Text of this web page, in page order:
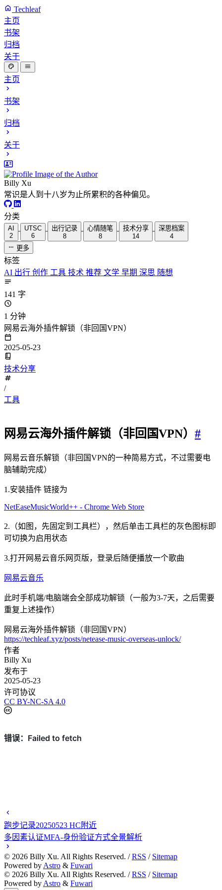
Techleaf
主页
书架
归档
关于
主页
书架
归档
关于
Billy Xu
常识是人到十八岁为止所累积的各种偏见。
分类
AI
2
UTSC
6
出行记录
8
心情随笔
8
技术分享
14
深思档案
4
更多
标签
AI 出行 创作 工具 技术 推荐 文学 早期 深思 随想
141 字
1 分钟
网易云海外插件解锁（非回国VPN）
2025-05-23
技术分享
/
工具
网易云海外插件解锁（非回国VPN） #
网易云音乐解锁（非回国VPN的一种简易方式，不过需要电
脑辅助完成）
1.安装插件 链接为
NetEaseMusicWorld++ - Chrome Web Store
2.（如图，先固定到工具栏），然后单击工具栏的灰色图标即
可切换为启用状态
3.打开网易云音乐网页版，登录后随便播放一个歌曲
网易云音乐
此时手机端/电脑端会全部成功解锁（一般为3-7天，之后需要
重复上述操作）
网易云海外插件解锁（非回国VPN）
https://techleaf.xyz/posts/netease-music-overseas-unlock/
作者
Billy Xu
发布于
2025-05-23
许可协议
CC BY-NC-SA 4.0
跑步记录20250523 HC附近
多因素认证MFA-身份验证方式全景解析
© 2026 Billy Xu. All Rights Reserved. /RSS / Sitemap
Powered by Astro & Fuwari
© 2026 Billy Xu. All Rights Reserved. /RSS / Sitemap
Powered by Astro & Fuwari